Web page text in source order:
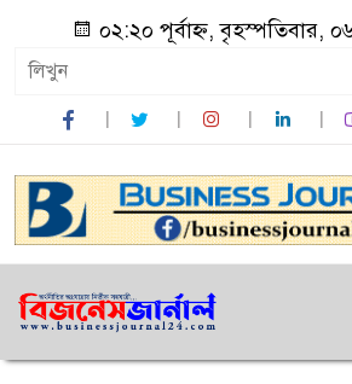
০২:২০ পূর্বাহ্ন, বৃহস্পতিবার,